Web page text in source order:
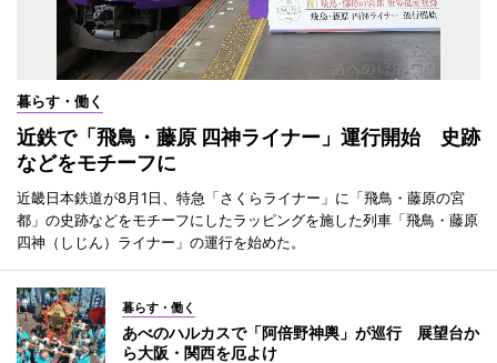
暮らす・働く
近鉄で「飛鳥・藤原 四神ライナー」運行開始 史跡
などをモチーフに
近畿日本鉄道が8月1日、特急「さくらライナー」に「飛鳥・藤原の宮
都」の史跡などをモチーフにしたラッピングを施した列車「飛鳥・藤原
四神（しじん）ライナー」の運行を始めた。
暮らす・働く
あべのハルカスで「阿倍野神輿」が巡行 展望台か
ら大阪・関西を厄よけ